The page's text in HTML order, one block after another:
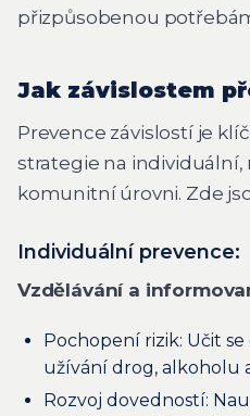
přizpůsobenou
Jak závislostem
Prevence závislostí je
strategie na individuální,
komunitní úrovni. Zde
Individuální prevence:
Vzdělávání a
Pochopení rizik: Učit
užívání drog, alkoholu
Rozvoj dovedností: